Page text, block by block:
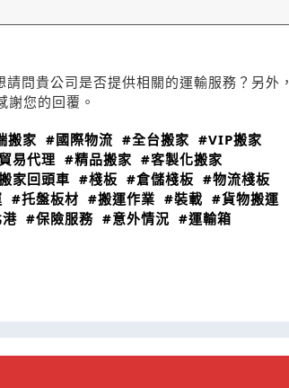
問貴公司是否提供相關的運輸服務？另外，
您的回覆。
搬家 #國際物流 #全台搬家 #VIP搬家
易代理 #精品搬家 #客製化搬家
家回頭車 #棧板 #倉儲棧板 #物流棧板
#托盤板材 #搬運作業 #裝載 #貨物搬運
#保險服務 #意外情況 #運輸箱